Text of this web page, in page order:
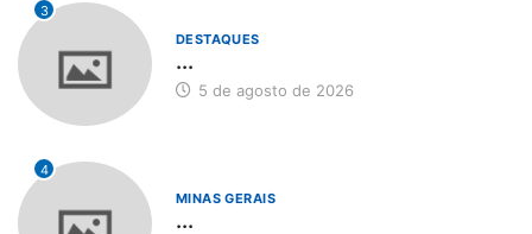
3
DESTAQUES
...
5 de agosto de 2026
4
MINAS GERAIS
...